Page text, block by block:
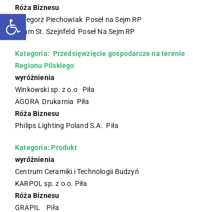
Otwórz pasek narzędzi
Róża Biznesu
Grzegorz Piechowiak Poseł na Sejm RP
Adam St. Szejnfeld Poseł Na Sejm RP
Kategoria: Przedsięwzięcie gospodarcze na terenie
Regionu Pilskiego
wyróżnienia
Winkowski sp. z o.o Piła
AGORA Drukarnia Piła
Róża Biznesu
Philips Lighting Poland S.A. Piła
Kategoria: Produkt
wyróżnienia
Centrum Ceramiki i Technologii Budzyń
KARPOL sp. z o.o. Piła
Róża Biznesu
GRAPIL Piła